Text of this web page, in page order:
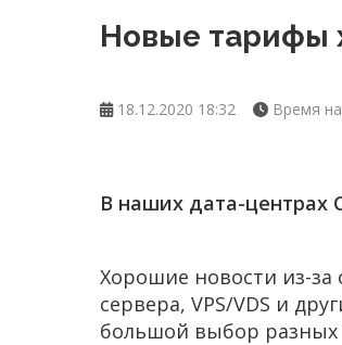
Новые тарифы
18.12.2020 18:32 Время
В наших дата-
Хорошие новости из-
сервера, VPS/VDS и
большой выбор разных